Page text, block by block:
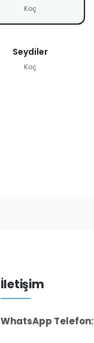
Koç
Seydiler
Koç
İletişim
WhatsApp Telefon: